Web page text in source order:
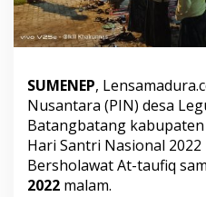
N
a
i
o
n
a
l
2
SUMENEP,
Nusantara (PIN) desa
Batangbatang
Hari Santri Nasional
Bersholawat At-taufiq
2022 malam.